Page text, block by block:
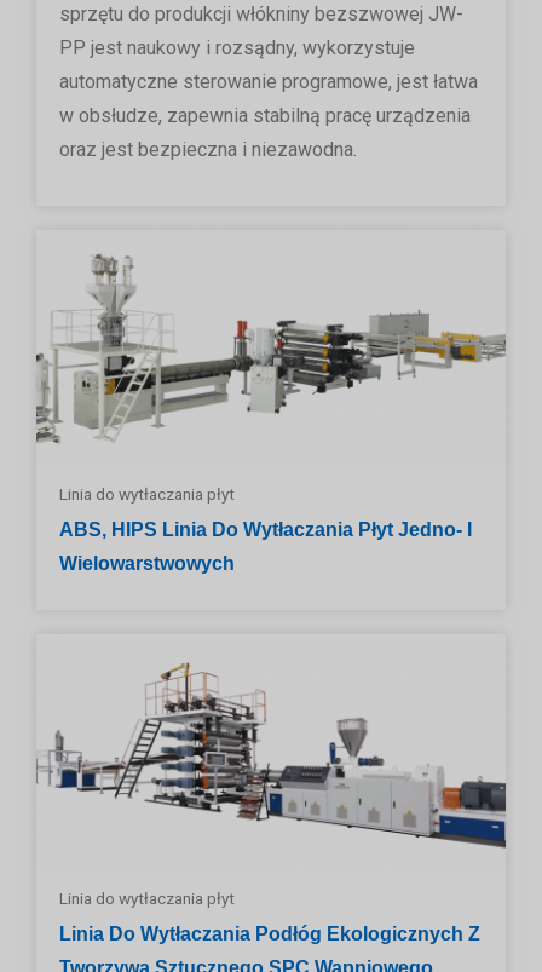
sprzętu do produkcji włókniny bezszwowej JW-
PP jest naukowy i rozsądny, wykorzystuje
automatyczne sterowanie programowe, jest łatwa
w obsłudze, zapewnia stabilną pracę urządzenia
oraz jest bezpieczna i niezawodna.
Linia do wytłaczania płyt
ABS, HIPS Linia Do Wytłaczania Płyt Jedno- I
Wielowarstwowych
Linia do wytłaczania płyt
Linia Do Wytłaczania Podłóg Ekologicznych Z
Tworzywa Sztucznego SPC Wapniowego